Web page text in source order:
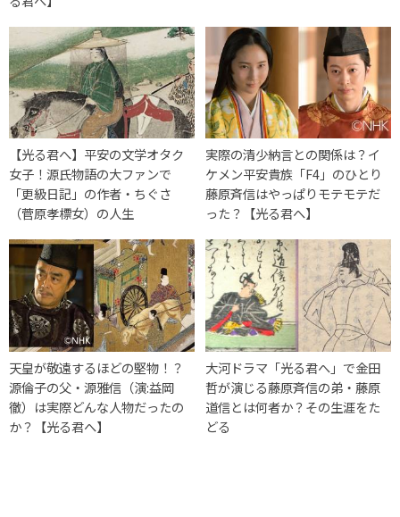
【光る君へ】平安の文学オタク
女子！源氏物語の大ファンで
「更級日記」の作者・ちぐさ
（菅原孝標女）の人生
実際の清少納言との関係は？イ
ケメン平安貴族「F4」のひとり
藤原斉信はやっぱりモテモテだ
った？【光る君へ】
天皇が敬遠するほどの堅物！？
源倫子の父・源雅信（演:益岡
徹）は実際どんな人物だったの
か？【光る君へ】
大河ドラマ「光る君へ」で金田
哲が演じる藤原斉信の弟・藤原
道信とは何者か？その生涯をた
どる